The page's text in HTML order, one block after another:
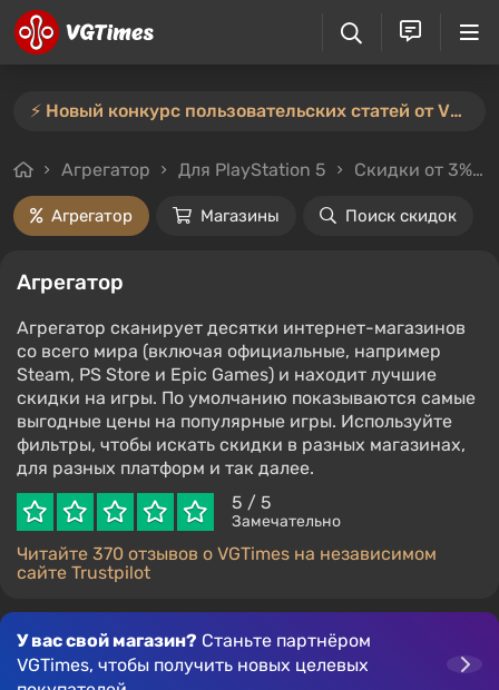
⚡️ Новый конкурс пользовательских статей от VGTimes — участвуйте тут ⚡️
Агрегатор Для PlayStation 5 Скидки от 3%
Агрегатор Магазины Поиск скидок
Агрегатор
Агрегатор сканирует десятки интернет-магазинов
со всего мира (включая официальные, например
Steam, PS Store и Epic Games) и находит лучшие
скидки на игры. По умолчанию показываются самые
выгодные цены на популярные игры. Используйте
фильтры, чтобы искать скидки в разных магазинах,
для разных платформ и так далее.
5 / 5
Замечательно
Читайте 370 отзывов о VGTimes на независимом
сайте Trustpilot
У вас свой магазин? Станьте партнёром
VGTimes, чтобы получить новых целевых